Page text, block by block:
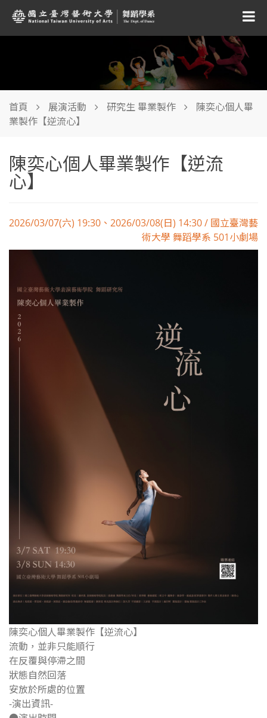
首頁 展演活動 研究生 畢業製作
陳奕心個人畢
業製作【逆流心】
陳奕心個人畢業製作【逆流
心】
2026/03/07(六) 19:30、2026/03/08(日) 14:30 / 國立臺灣藝
術大學 舞蹈學系 501小劇場
陳奕心個人畢業製作【逆流心】
流動，並非只能順行
在反覆與停滯之間
狀態自然回落
安放於所處的位置
-演出資訊-